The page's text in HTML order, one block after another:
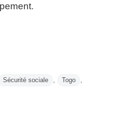
Sécurité sociale , Togo ,